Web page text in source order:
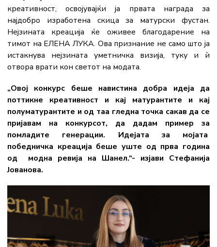
креативност, освојувајќи ја првата награда за
најдобро изработена скица за матурски фустан.
Нејзината креација ќе оживее благодарение на
тимот на ЕЛЕНА ЛУКА. Ова признание не само што ја
истакнува нејзината уметничка визија, туку и ѝ
отвора врати кон светот на модата.
„Овој конкурс беше навистина добра идеја да
поттикне креативност и кај матурантите и кај
полуматурантите и од таа гледна точка сакав да се
пријавам на конкурсот, да дадам пример за
помладите генерации. Идејата за мојата
победничка креација беше уште од прва година
од модна ревија на Шанел.“- изјави Стефанија
Јованова.